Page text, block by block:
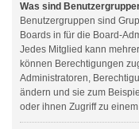
Was sind
Benutzergruppen sind
Boards in für die Board-
Jedes Mitglied kann
können Berechtigungen
Administratoren,
ändern und sie zum
oder ihnen Zugriff zu